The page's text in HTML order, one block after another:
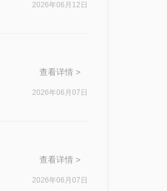
2026年06月12日
查看详情 >
2026年06月07日
查看详情 >
2026年06月07日